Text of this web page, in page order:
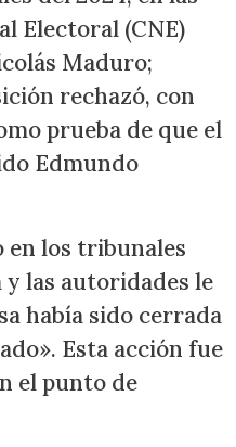
Electoral (CNE)
Maduro;
rechazó, con
prueba de que el
Edmundo
en los tribunales
las autoridades le
había sido cerrada
Esta acción fue
el punto de